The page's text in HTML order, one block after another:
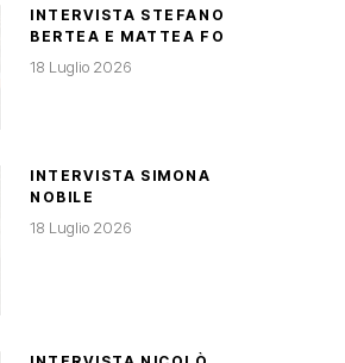
INTERVISTA STEFANO
BERTEA E MATTEA FO
18 Luglio 2026
INTERVISTA SIMONA
NOBILE
18 Luglio 2026